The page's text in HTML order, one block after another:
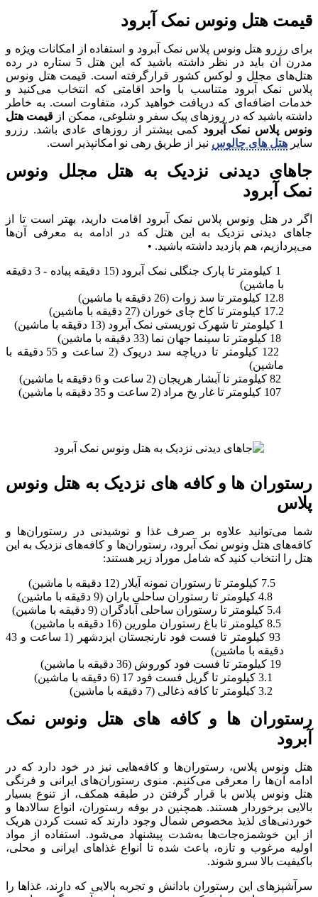
قیمت هتل ونوس نمک آبرود
برای رزرو هتل ونوس پلاس نمک آبرود و استفاده از امکانات ویژه و
مدرن آن باید در نظر داشته باشید که این هتل 5 ستاره در رده
هتل‌های مجلل و لوکس کشور قرارگرفته است. قیمت هتل ونوس
پلاس نمک آبرود متناسب با واحد اقامتی که انتخاب می‌کنید و
خدمات اضافه‌ای که دریافت خواهید کرد، متفاوت است. به خاطر
داشته باشید که در روزهای پیک سفر و شلوغی، ممکن از قیمت هتل
ونوس پلاس نمک آبرود کمی بیشتر از روزهای عادی باشد. رزرو
سایر هتل های چالوس نیز از طریق رهی نو امکانپذیر است.
جاهای دیدنی نزدیک به هتل مجلل ونوس
نمک آبرود
اگر در هتل ونوس پلاس نمک آبرود اقامت دارید، بهتر است تا از
جاهای دیدنی نزدیک به این هتل که در ادامه به معرفی آن‌ها
می‌پردازیم، هم بازدید داشته باشید. •
1 کیلومتر تا پارک جنگلی نمک آبرود (15 دقیقه پیاده - 3 دقیقه
با ماشین)
12.8 کیلومتر تا سد زوات (26 دقیقه با ماشین)
17.2 کیلومتر تا کاخ چای خوران (27 دقیقه با ماشین)
1 کیلومتر تا شهرک توریستی نمک آبرود (13 دقیقه با ماشین)
122 کیلومتر تا دریاچه سد دریوک (2 ساعت و 55 دقیقه با
ماشین)
رستوران ها و کافه های نزدیک به هتل ونوس
پلاس
شما می‌توانید علاوه بر صرف غذا و نوشیدنی در رستوران‌ها و
کافه‌های هتل ونوس نمک آبرود، رستوران‌ها و کافه‌های نزدیک به این
هتل را انتخاب کنید که شامل موراد زیر هستند:
93 کیلومتر تا فست فود نارنجستان ایزدشهر (1 ساعت و 43
دقیقه با ماشین)
رستوران ها و کافه های هتل ونوس نمک
آبرود
هتل ونوس پلاس، رستوران‌ها و کافه‌هایی نیز در خود دارد که در
ادامه آن‌ها را معرفی می‌کنیم. منوی رستوران‎‌های ایرانی و فرنگی
هتل ونوس پلاس با قرار گرفتن در طبقه همکف، از تنوع بسیار
بالایی برخوردار هستند. همچنین در بوفه‌ رستوران، ‏انواع سالادها و
خوردنی‌های لذیذ مخصوص شمال وجود دارند که تست کردن هریک
از این خوشمزه‌جات‌ها به‌شدت پیشنهاد می‌شود. استفاده از مواد
اولیه مرغوب و تازه، باعث شده تا انواع غذاهای ایرانی و محلی،
باکیفیت بالا سرو شوند.
سرآشپزهای این رستوران بادانش و تجربه بالایی که دارند، غذاها را